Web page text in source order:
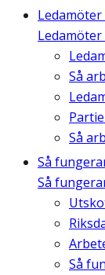
Så
Så
Så
Så
Så